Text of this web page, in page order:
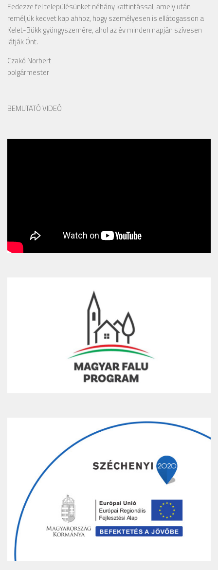
Fedezze fel településünket néhány kattintással, amely után
reméljük kedvet kap ahhoz, hogy személyesen is ellátogasson a
Kelet-Bükk gyöngyszemére, ahol az év minden napján szívesen
látják Önt.
Czakó Norbert
polgármester
BEMUTATÓ VIDEÓ